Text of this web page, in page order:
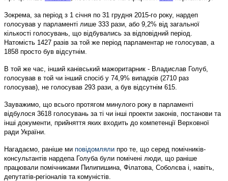
Зокрема, за період з 1 січня по 31 грудня 2015-го року, нардеп
голосував у парламенті лише 333 рази, або 9,2% від загальної
кількості голосувань, що відбувались за відповідний період.
Натомість 1427 разів за той же період парламентар не голосував, а
1858 просто був відсутнім.
В той же час, інший канівський мажоритарник - Владислав Голуб,
голосував в той чи інший спосіб у 74,9% випадків (2710 раз
голосував), не голосував 293 рази, а був відсутнім 615.
Зауважимо, що всього протягом минулого року в парламенті
відбулося 3618 голосувань за ті чи інші проекти законів, постанови та
інші документи, прийняття яких входить до компетенції Верховної
ради України.
Нагадаємо, раніше ми повідомляли про те, що серед помічників-
консультантів нардепа Голуба були помічені люди, що раніше
працювали помічниками Пилипишина, Філатова, Соболєва і, навіть,
депутатів-регіоналів та комуністів.